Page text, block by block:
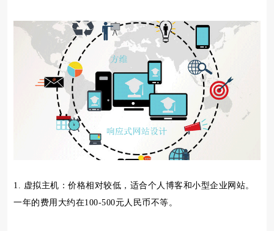
1. 虚拟主机：价格相对较低，适合个人博客和小型企业网站。
一年的费用大约在100-500元人民币不等。